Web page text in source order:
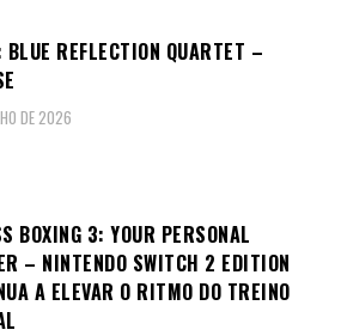
BLUE REFLECTION QUARTET –
DE 2026
BOXING 3: YOUR PERSONAL
– NINTENDO SWITCH 2 EDITION
A ELEVAR O RITMO DO TREINO